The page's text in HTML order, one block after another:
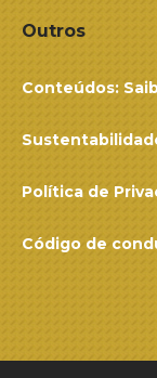
Outros
Conteúdos:
Política de
Código de